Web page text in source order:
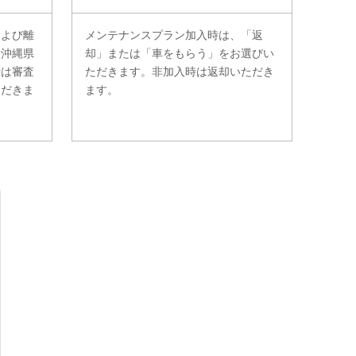
び離
縄県
審査
きま
メンテナンスプラン加入時は、「返
却」または「車をもらう」をお選びい
ただきます。非加入時は返却いただき
ます。